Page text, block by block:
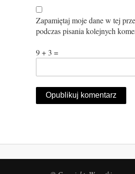
Zapamiętaj moje dane w tej
podczas pisania kolejnych
9 + 3 =